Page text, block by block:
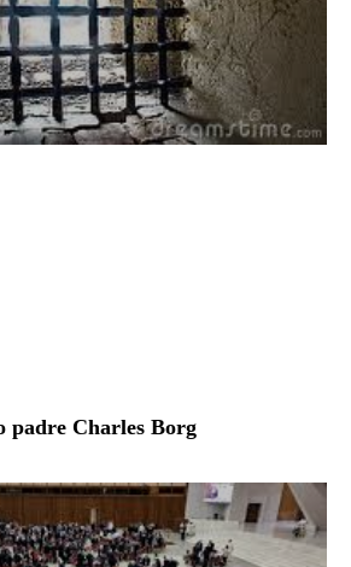
padre Charles Borg